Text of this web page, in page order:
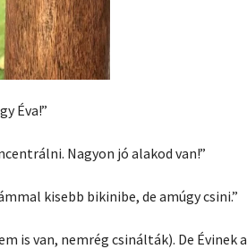
Éva!”
Nagyon jó alakod van!”
kisebb bikinibe, de amúgy csini.”
is van, nemrég csinálták). De Évinek a